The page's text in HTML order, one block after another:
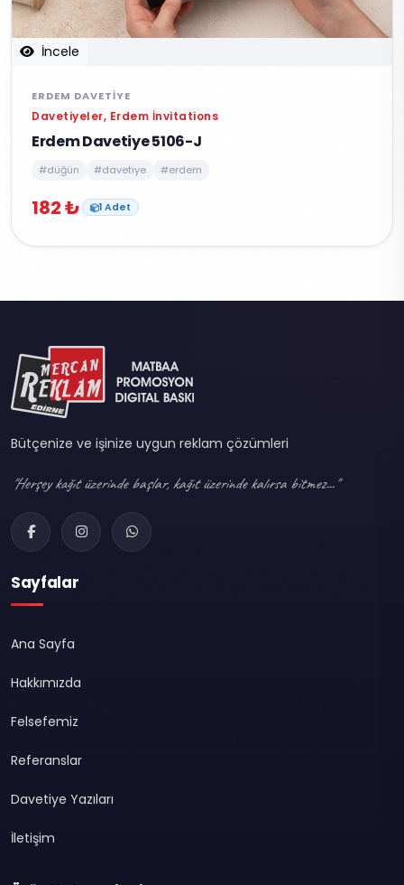
İncele
ERDEM DAVETIYE
Davetiyeler, Erdem İnvitations
Erdem Davetiye 5106-J
#düğün #davetiye #erdem
182 ₺ 1 Adet
Bütçenize ve işinize uygun reklam çözümleri
"Herşey kağıt üzerinde başlar, kağıt üzerinde kalırsa bitmez..."
Sayfalar
Ana Sayfa
Hakkımızda
Felsefemiz
Referanslar
Davetiye Yazıları
İletişim